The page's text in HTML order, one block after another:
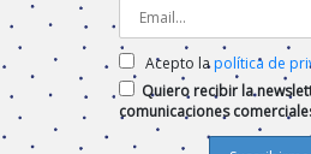
Acepto lapolítica de
Quiero recibir la
comunicaciones